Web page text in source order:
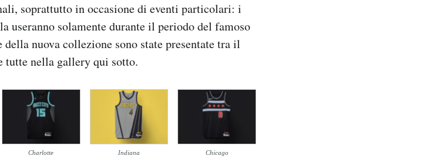
soprattutto in occasione di eventi particolari: i
useranno solamente durante il periodo del famoso
nuova collezione sono state presentate tra il
tutte nella gallery qui sotto.
Charlotte Indiana Chicago